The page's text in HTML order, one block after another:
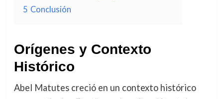
5 Conclusión
Orígenes y Contexto
Histórico
Abel Matutes creció en un contexto histórico